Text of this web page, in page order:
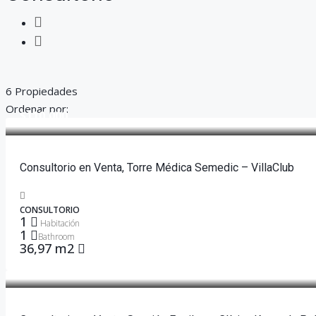
6 Propiedades
Ordenar por:
$110,000
Consultorio en Venta, Torre Médica Semedic – VillaClub
CONSULTORIO
1 Habitación
1 Bathroom
36,97 m2